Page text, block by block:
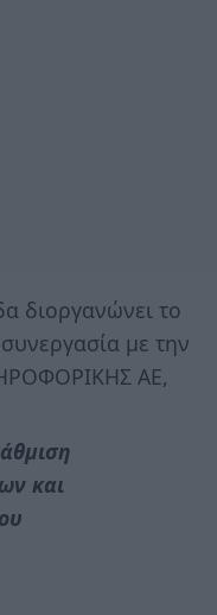
διοργανώνει το
με την
ΑΕ,
και